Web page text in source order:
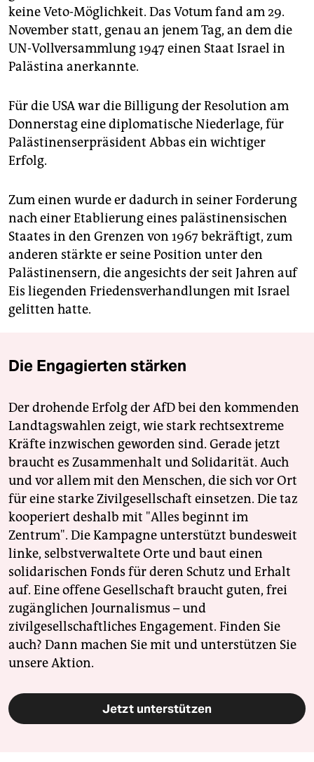
keine Veto-Möglichkeit. Das Votum fand am 29.
November statt, genau an jenem Tag, an dem die
UN-Vollversammlung 1947 einen Staat Israel in
Palästina anerkannte.
Für die USA war die Billigung der Resolution am
Donnerstag eine diplomatische Niederlage, für
Palästinenserpräsident Abbas ein wichtiger
Erfolg.
Zum einen wurde er dadurch in seiner Forderung
nach einer Etablierung eines palästinensischen
Staates in den Grenzen von 1967 bekräftigt, zum
anderen stärkte er seine Position unter den
Palästinensern, die angesichts der seit Jahren auf
Eis liegenden Friedensverhandlungen mit Israel
gelitten hatte.
Die Engagierten stärken
Der drohende Erfolg der AfD bei den kommenden
Landtagswahlen zeigt, wie stark rechtsextreme
Kräfte inzwischen geworden sind. Gerade jetzt
braucht es Zusammenhalt und Solidarität. Auch
und vor allem mit den Menschen, die sich vor Ort
für eine starke Zivilgesellschaft einsetzen. Die taz
kooperiert deshalb mit "Alles beginnt im
Zentrum". Die Kampagne unterstützt bundesweit
linke, selbstverwaltete Orte und baut einen
solidarischen Fonds für deren Schutz und Erhalt
auf. Eine offene Gesellschaft braucht guten, frei
zugänglichen Journalismus – und
zivilgesellschaftliches Engagement. Finden Sie
auch? Dann machen Sie mit und unterstützen Sie
unsere Aktion.
Jetzt unterstützen